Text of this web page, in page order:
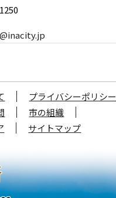
プライバシーポリシー
市の組織
サイトマップ